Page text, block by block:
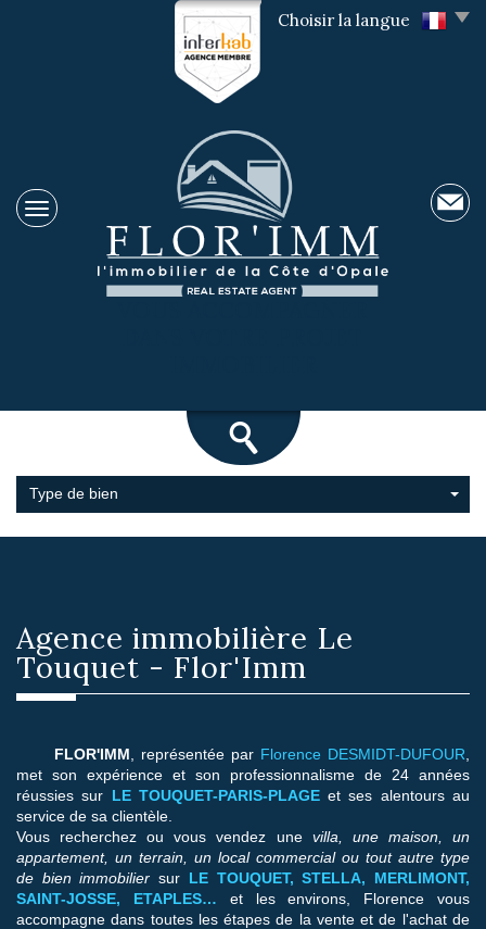
Choisir la langue
Type de bien
Agence immobilière Le
Touquet - Flor'Imm
FLOR'IMM , représentée par Florence DESMIDT-DUFOUR
met son expérience et son professionnalisme de 24 années
réussies sur LE TOUQUET-PARIS-PLAGEet ses alentours au
service de sa clientèle.
Vous recherchez ou vous vendez une villa, une maison, un
appartement, un terrain, un local commercial ou tout autre type
de bien immobilier sur LE TOUQUET, STELLA, MERLIMONT,
SAINT-JOSSE, ETAPLES… et les environs, Florence vous
accompagne dans toutes les étapes de la vente et de l'achat de